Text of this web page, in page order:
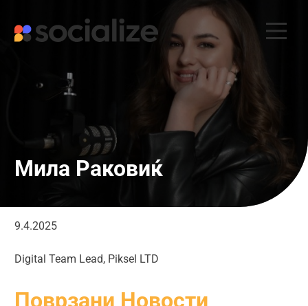
content
Мила Раковиќ
9.4.2025
Digital Team Lead, Piksel LTD
Поврзани Новости